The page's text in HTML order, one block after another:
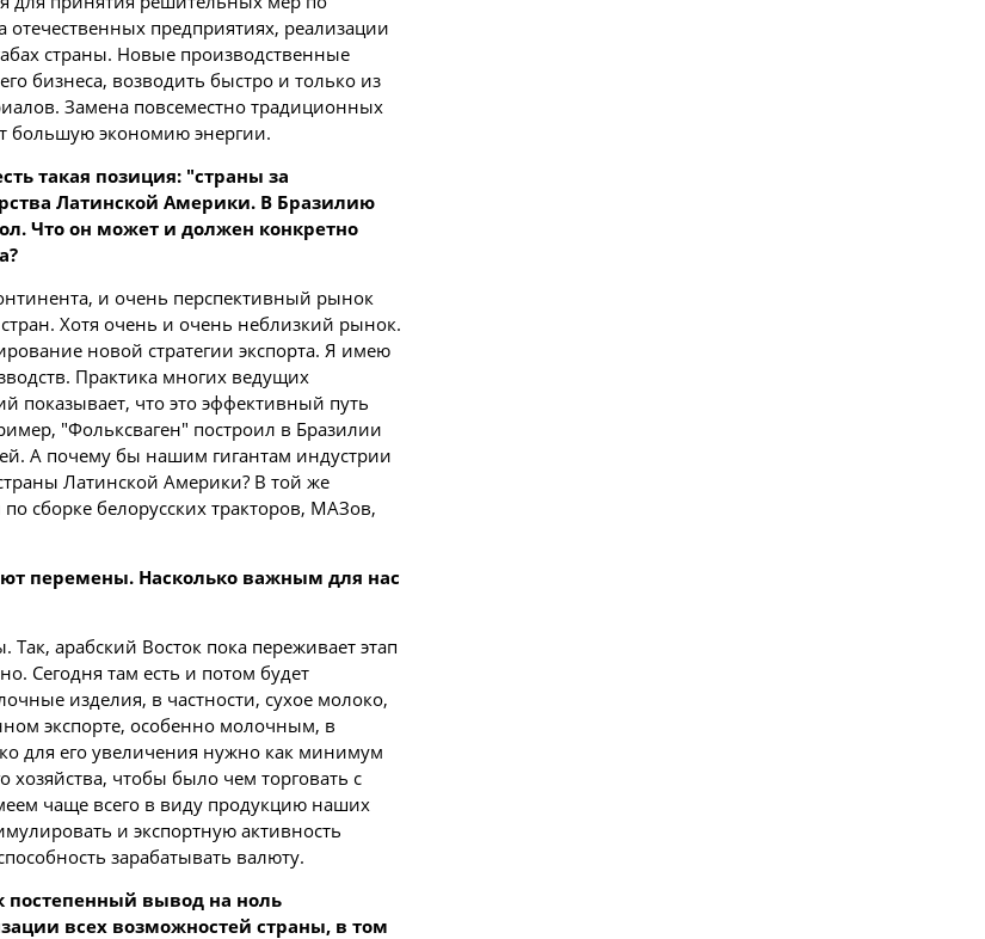
предприятиях, реализации
страны. Новые производственные
бизнеса, возводить быстро и только из
Замена повсеместно традиционных
большую экономию энергии.
такая позиция: "страны за
Латинской Америки. В Бразилию
Что он может и должен конкретно
и очень перспективный рынок
Хотя очень и очень неблизкий рынок.
новой стратегии экспорта. Я имею
Практика многих ведущих
показывает, что это эффективный путь
"Фольксваген" построил в Бразилии
А почему бы нашим гигантам индустрии
Латинской Америки? В той же
сборке белорусских тракторов, МАЗов,
перемены. Насколько важным для нас
арабский Восток пока переживает этап
Сегодня там есть и потом будет
изделия, в частности, сухое молоко,
экспорте, особенно молочным, в
для его увеличения нужно как минимум
хозяйства, чтобы было чем торговать с
чаще всего в виду продукцию наших
и экспортную активность
зарабатывать валюту.
постепенный вывод на ноль
всех возможностей страны, в том